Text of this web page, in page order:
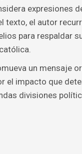
expresiones
texto, el autor
para respaldar
un mensaje
el impacto que
divisiones